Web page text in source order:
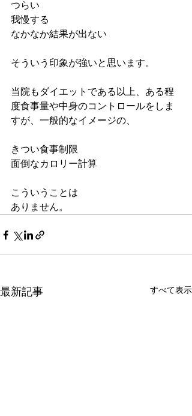
つらい
我慢する
なかなか結果が出ない
そういう印象が強いと思います。
当院もダイエットである以上、ある程
度食事量や中身のコントロールをしま
すが、一般的なイメージの、
きつい食事制限
面倒なカロリー計算
こういうことは
ありません。
最新記事 すべて表示